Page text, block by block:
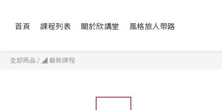
首頁 課程列表 關於欣講堂 風格旅人帶路
全部商品 / ◢ 最新課程